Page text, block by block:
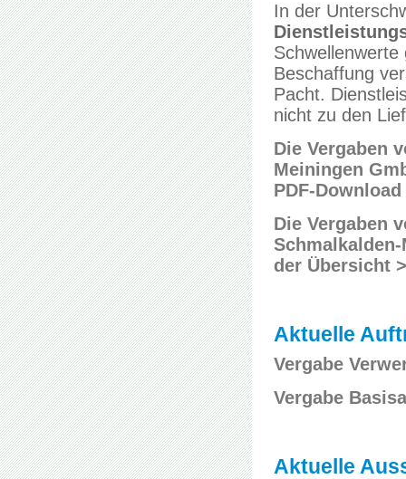
In der
Beschaffung
Pacht.
nicht zu den
Die Vergaben
Meiningen
PDF-
Die Vergaben
Schmalkalden-
der Übersicht
Aktuelle
Vergabe
Vergabe
Aktuelle